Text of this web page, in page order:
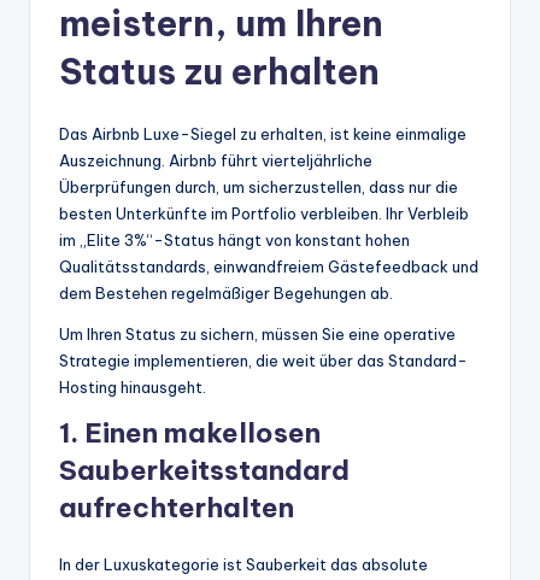
meistern, um Ihren
Status zu erhalten
Das Airbnb Luxe-Siegel zu erhalten, ist keine einmalige
Auszeichnung. Airbnb führt vierteljährliche
Überprüfungen durch, um sicherzustellen, dass nur die
besten Unterkünfte im Portfolio verbleiben. Ihr Verbleib
im „Elite 3%“-Status hängt von konstant hohen
Qualitätsstandards, einwandfreiem Gästefeedback und
dem Bestehen regelmäßiger Begehungen ab.
Um Ihren Status zu sichern, müssen Sie eine operative
Strategie implementieren, die weit über das Standard-
Hosting hinausgeht.
1. Einen makellosen
Sauberkeitsstandard
aufrechterhalten
In der Luxuskategorie ist Sauberkeit das absolute